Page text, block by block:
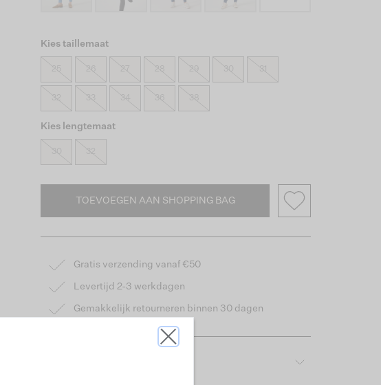
Kies taillemaat
25 26 27 28 29 30 31
32 33 34 36 38
Kies lengtemaat
30 32
TOEVOEGEN AAN SHOPPING BAG
Gratis verzending vanaf €50
Levertijd 2-3 werkdagen
Gemakkelijk retourneren binnen 30 dagen